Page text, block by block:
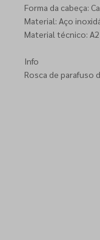
Forma da cabeça:
Material: Aço
Material técnico: A2
Info
Rosca de parafuso